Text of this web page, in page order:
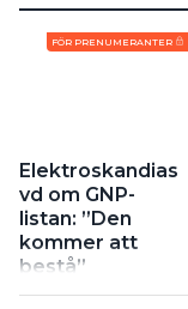
FÖR PRENUMERANTER
Elektroskandias
vd om GNP-
listan: ”Den
kommer att
bestå”